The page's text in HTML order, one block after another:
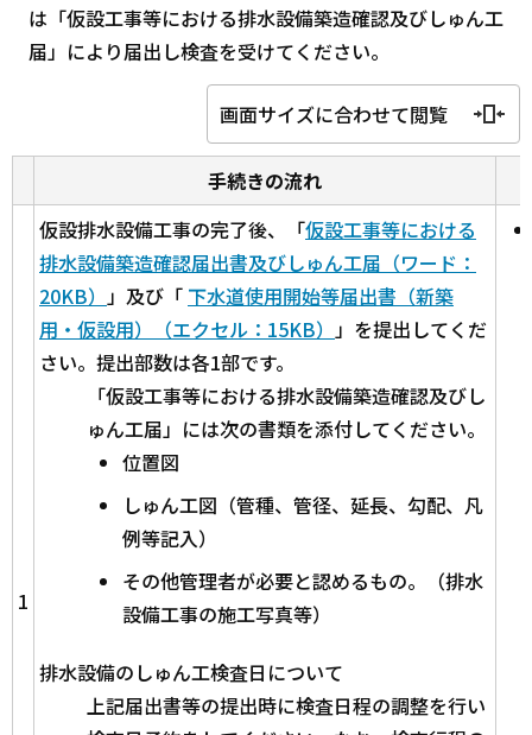
は「仮設工事等における排水設備築造確認及びしゅん工
届」により届出し検査を受けてください。
画面サイズに合わせて閲覧
手続きの流れ
1
仮設排水設備工事の完了後、「仮設工事等における
排水設備築造確認届出書及びしゅん工届（ワード：
20KB）
」及び「 下水道使用開始等届出書（新築
用・仮設用）（エクセル：15KB）
」を提出してくだ
さい。提出部数は各1部です。
「仮設工事等における排水設備築造確認及びし
ゅん工届」には次の書類を添付してください。
位置図
しゅん工図（管種、管径、延長、勾配、凡
例等記入）
その他管理者が必要と認めるもの。（排水
設備工事の施工写真等）
排水設備のしゅん工検査日について
上記届出書等の提出時に検査日程の調整を行い